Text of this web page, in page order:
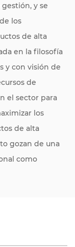
y se
los
de alta
en la filosofía
y con visión de
de
el sector para
los
de alta
gozan de una
como